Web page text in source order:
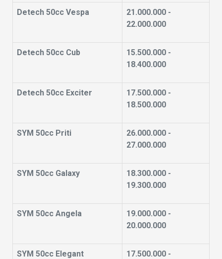
Detech 50cc Vespa
21.000.000 -
22.000.000
Detech 50cc Cub
15.500.000 -
18.400.000
Detech 50cc Exciter
17.500.000 -
18.500.000
SYM 50cc Priti
26.000.000 -
27.000.000
SYM 50cc Galaxy
18.300.000 -
19.300.000
SYM 50cc Angela
19.000.000 -
20.000.000
SYM 50cc Elegant
17.500.000 -